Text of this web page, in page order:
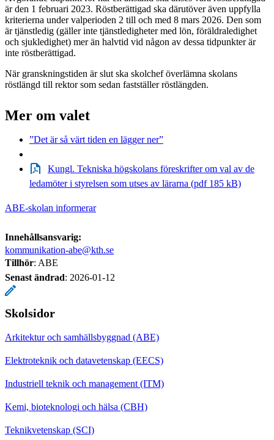
är den 1 februari 2023. Röstberättigad ska därutöver även uppfylla
kriterierna under valperioden 2 till och med 8 mars 2026. Den som
är tjänstledig (gäller inte tjänstledigheter med lön, föräldraledighet
och sjukledighet) mer än halvtid vid någon av dessa tidpunkter är
inte röstberättigad.
När granskningstiden är slut ska skolchef överlämna skolans
röstlängd till rektor som sedan fastställer röstlängden.
Mer om valet
”Det är så värt tiden en lägger ner”
Kungl. Tekniska högskolans föreskrifter om val av de
ledamöter i styrelsen som utses av lärarna (pdf 185 kB)
ABE-skolan informerar
Innehållsansvarig:
kommunikation-abe@kth.se
Tillhör: ABE
Senast ändrad: 2026-01-12
Skolsidor
Arkitektur och samhällsbyggnad (ABE)
Elektroteknik och datavetenskap (EECS)
Industriell teknik och management (ITM)
Kemi, bioteknologi och hälsa (CBH)
Teknikvetenskap (SCI)